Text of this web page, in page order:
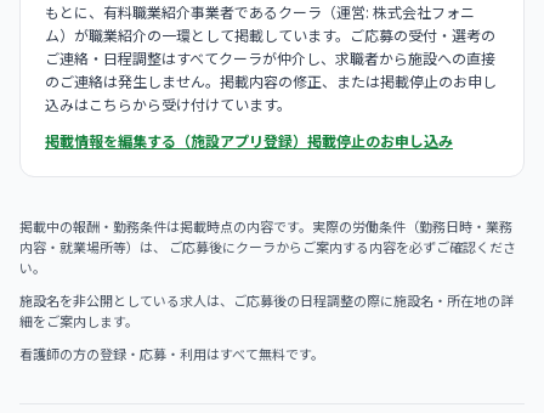
もとに、有料職業紹介事業者であるクーラ（運営: 株式会社フォニ
ム）が職業紹介の一環として掲載しています。ご応募の受付・選考の
ご連絡・日程調整はすべてクーラが仲介し、求職者から施設への直接
のご連絡は発生しません。掲載内容の修正、または掲載停止のお申し
込みはこちらから受け付けています。
掲載情報を編集する（施設アプリ登録） 掲載停止のお申し込み
掲載中の報酬・勤務条件は掲載時点の内容です。実際の労働条件（勤務日時・業務
内容・就業場所等）は、 ご応募後にクーラからご案内する内容を必ずご確認くださ
い。
施設名を非公開としている求人は、ご応募後の日程調整の際に施設名・所在地の詳
細をご案内します。
看護師の方の登録・応募・利用はすべて無料です。